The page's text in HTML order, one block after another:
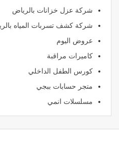
شركة عزل خزانات بالرياض
شركة كشف تسربات المياه
عروض اليوم
كاميرات مراقبة
كورس الطفل الداخلي
متجر حسابات ببجي
مسلسلات انمي